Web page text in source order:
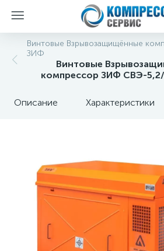
Винтовые Взрывозащищённые
ЗИФ
Винтовые
компрессор ЗИФ СВЭ-
Описание Характеристики